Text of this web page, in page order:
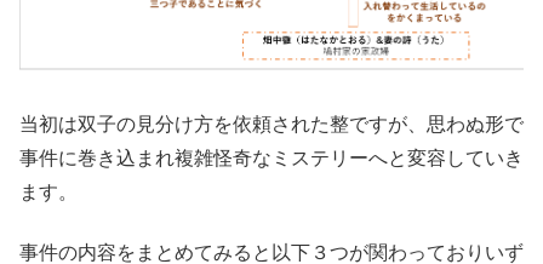
当初は双子の見分け方を依頼された整ですが、思わぬ形で
事件に巻き込まれ複雑怪奇なミステリーへと変容していき
ます。
事件の内容をまとめてみると以下３つが関わっておりいず